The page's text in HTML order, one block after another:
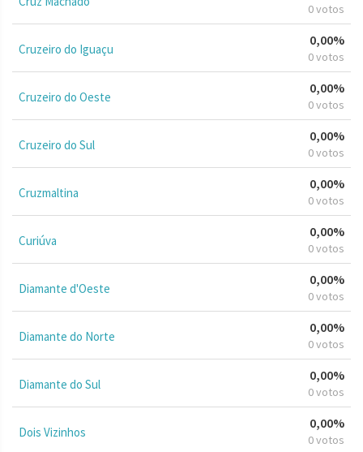
0 votos
Cruzeiro do Iguaçu
0,00%
0 votos
Cruzeiro do Oeste
0,00%
0 votos
Cruzeiro do Sul
0,00%
0 votos
Cruzmaltina
0,00%
0 votos
Curiúva
0,00%
0 votos
Diamante d'Oeste
0,00%
0 votos
Diamante do Norte
0,00%
0 votos
Diamante do Sul
0,00%
0 votos
Dois Vizinhos
0,00%
0 votos